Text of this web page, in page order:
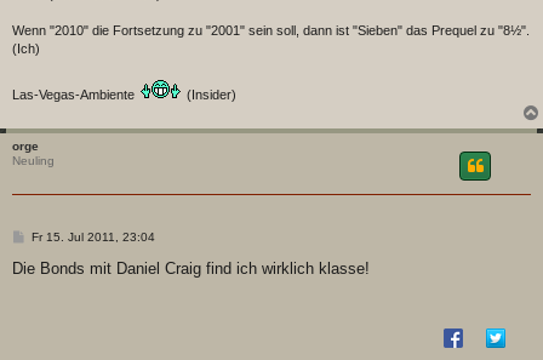
Wenn "2010" die Fortsetzung zu "2001" sein soll, dann ist "Sieben" das Prequel zu "8½".
(Ich)
Las-Vegas-Ambiente (Insider)
orge
Neuling
B
i
Fr 15. Jul 2011, 23:04
Die Bonds mit Daniel Craig find ich wirklich klasse!